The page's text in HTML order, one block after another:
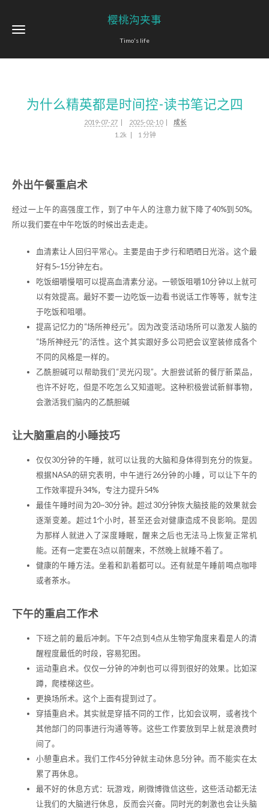
樱桃沟夹事
Timo's life
为什么精英都是时间控-读书笔记之四
2019-07-27 2025-02-10
成长
1.2k
1 分钟
外出午餐重启术
经过一上午的高强度工作，到了中午人的注意力就下降了40%到50%。
所以我们要在中午吃饭的时候出去走走。
血清素让人回归平常心。主要是由于步行和晒晒日光浴。这个最
好有5~15分钟左右。
吃饭细嚼慢咽可以提高血清素分泌。一顿饭咀嚼10分钟以上就可
以有效提高。最好不要一边吃饭一边看书说话工作等等，就专注
于吃饭和咀嚼。
提高记忆力的“场所神经元”。因为改变活动场所可以激发人脑的
“场所神经元”的活性。这个其实跟好多公司把会议室装修成各个
不同的风格是一样的。
乙酰胆碱可以帮助我们“灵光闪现”。大胆尝试新的餐厅新菜品，
也许不好吃，但是不吃怎么又知道呢。这种积极尝试新鲜事物，
会激活我们脑内的乙酰胆碱
让大脑重启的小睡技巧
仅仅30分钟的午睡，就可以让我的大脑和身体得到充分的恢复。
根据NASA的研究表明，中午进行26分钟的小睡，可以让下午的
工作效率提升34%，专注力提升54%
最佳午睡时间为20~30分钟。超过30分钟恢大脑技能的效果就会
逐渐变差。超过1个小时，甚至还会对健康造成不良影响。是因
为那样人就进入了深度睡眠，醒来之后也无法马上恢复正常机
能。还有一定要在3点以前醒来，不然晚上就睡不着了。
健康的午睡方法。坐着和趴着都可以。还有就是午睡前喝点咖啡
或者茶水。
下午的重启工作术
下班之前的最后冲刺。下午2点到4点从生物学角度来看是人的清
醒程度最低的时段，容易犯困。
运动重启术。仅仅一分钟的冲刺也可以得到很好的效果。比如深
蹲，爬楼梯这些。
更换场所术。这个上面有提到过了。
穿插重启术。其实就是穿插不同的工作，比如会议啊，或者找个
其他部门的同事进行沟通等等。这些工作要放到早上就是浪费时
间了。
小憩重启术。我们工作45分钟就主动休息5分钟。而不能实在太
累了再休息。
最不好的休息方式：玩游戏，刷微博微信这些，这些活动都无法
让我们的大脑进行休息，反而会兴奋。同时光的刺激也会让头脑